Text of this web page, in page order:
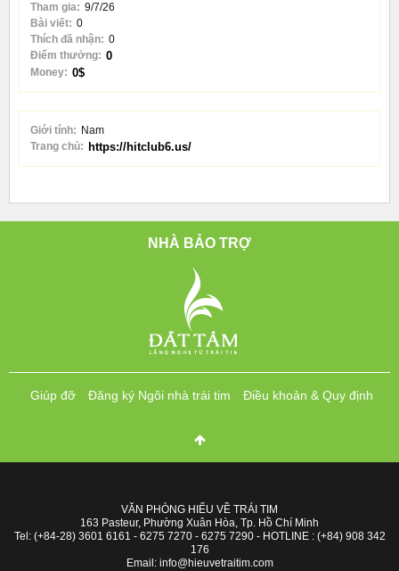
Tham gia: 9/7/26
Bài viết: 0
Thích đã nhận: 0
Điểm thưởng: 0
Money: 0$
Giới tính: Nam
Trang chủ: https://hitclub6.us/
NHÀ BẢO TRỢ
Giúp đỡ Đăng ký Ngôi nhà trái tim Điều khoản & Quy định
VĂN PHÒNG HIỂU VỀ TRÁI TIM
163 Pasteur, Phường Xuân Hòa, Tp. Hồ Chí Minh
Tel: (+84-28) 3601 6161 - 6275 7270 - 6275 7290 - HOTLINE : (+84) 908 342
176
Email: info@hieuvetraitim.com